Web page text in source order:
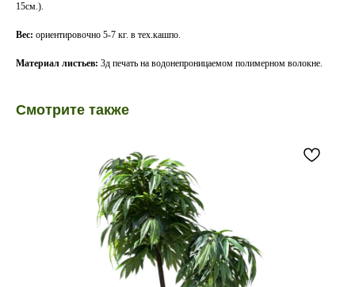
15см.).
Вес: ориентировочно 5-7 кг. в тех.кашпо.
Материал листьев: 3д печать на водонепроницаемом полимерном волокне.
Смотрите также